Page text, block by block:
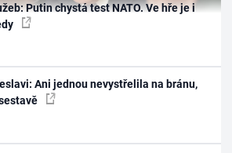
Putin chystá test NATO. Ve hře je i
Ani jednou nevystřelila na bránu,